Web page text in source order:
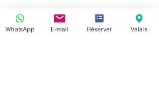
Limitation de responsabilité
WhatsApp E-mail Réserver Valais